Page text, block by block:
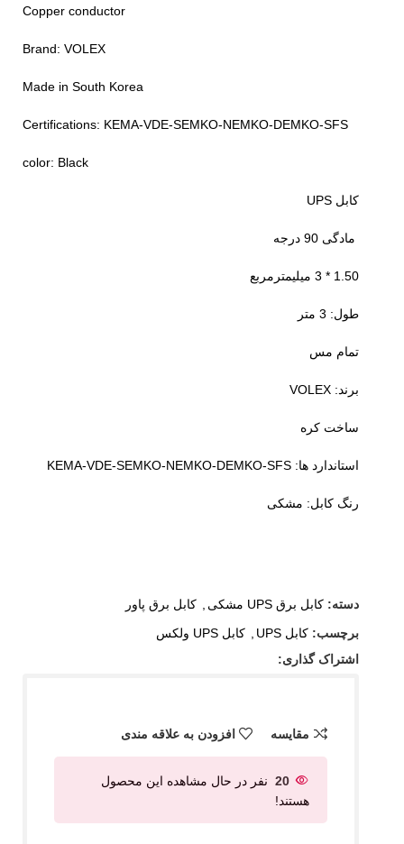
Copper conductor
Brand: VOLEX
Made in South Korea
Certifications: KEMA-VDE-SEMKO-NEMKO-DEMKO-SFS
color: Black
کابل UPS
مادگی 90 درجه
1.50 * 3 میلیمترمربع
طول: 3 متر
تمام مس
برند: VOLEX
ساخت کره
استاندارد ها: KEMA-VDE-SEMKO-NEMKO-DEMKO-SFS
رنگ کابل: مشکی
دسته: کابل برق UPS مشکی
کابل برق پاور
برچسب: کابل UPS
کابل UPS ولکس
اشتراک گذاری:
مقایسه افزودن به علاقه مندی
20 نفر در حال مشاهده این محصول
هستند!